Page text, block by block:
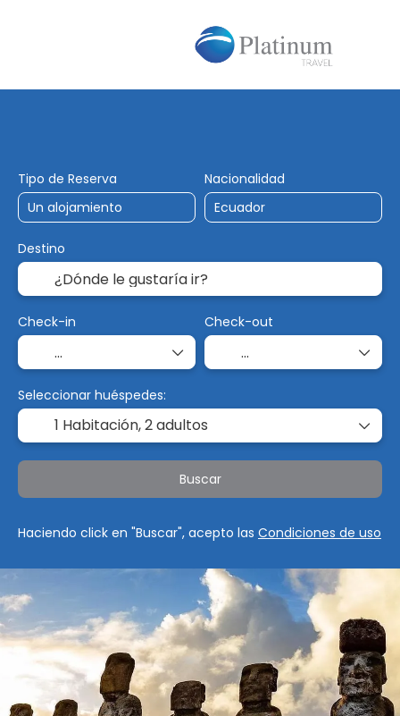
Tipo de Reserva Nacionalidad
Destino
Check-in Check-out
Seleccionar huéspedes:
1 Habitación,2 adultos
Buscar
Haciendo click en "Buscar", acepto las Condiciones de uso